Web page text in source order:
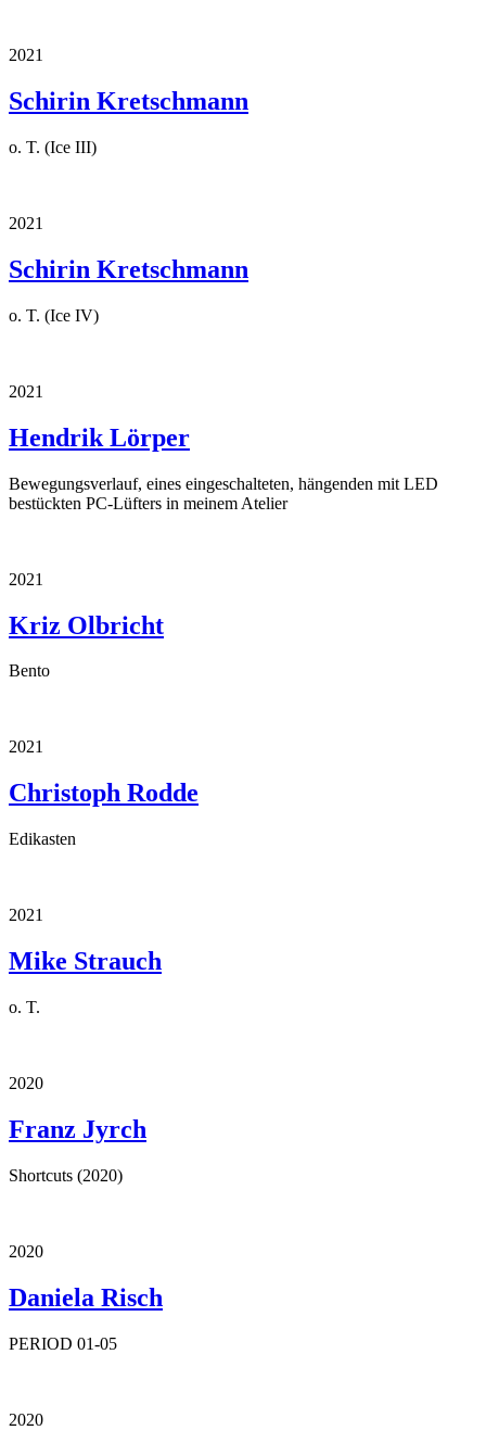
2021
Schirin Kretschmann
o. T. (Ice III)
2021
Schirin Kretschmann
o. T. (Ice IV)
2021
Hendrik Lörper
Bewegungsverlauf, eines eingeschalteten, hängenden mit LED
bestückten PC-Lüfters in meinem Atelier
2021
Kriz Olbricht
Bento
2021
Christoph Rodde
Edikasten
2021
Mike Strauch
o. T.
2020
Franz Jyrch
Shortcuts (2020)
2020
Daniela Risch
PERIOD 01-05
2020